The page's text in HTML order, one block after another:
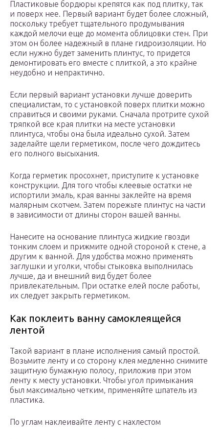
Пластиковые бордюры крепятся как под плитку, так
и поверх нее. Первый вариант будет более сложный,
поскольку требует тщательного продумывания
каждой мелочи еще до момента облицовки стен. При
этом он более надежный в плане гидроизоляции. Но
если нужно будет заменить плинтус, то придется
демонтировать его вместе с плиткой, а это крайне
неудобно и непрактично.
Если первый вариант установки лучше доверить
специалистам, то с установкой поверх плитки можно
справиться и своими руками. Сначала протрите сухой
тряпкой все края плитки на месте установки
плинтуса, чтобы она была идеально сухой. Затем
заделайте щели герметиком, после чего дождитесь
его полного высыхания.
Когда герметик просохнет, приступите к установке
конструкции. Для того чтобы клеевые остатки не
испортили эмаль, края ванны заклейте на время
малярным скотчем. Затем порежьте плинтус на части
в зависимости от длины сторон вашей ванны.
Нанесите на основание плинтуса жидкие гвозди
тонким слоем и прижмите одной стороной к стене, а
другим к ванной. Для удобства можно применять
заглушки и уголки, чтобы стыковка выполнилась
лучше, да и внешний вид будет более
привлекательным. При остатке елей после работы,
их следует закрыть герметиком.
Как поклеить ванну самоклеящейся
лентой
Такой вариант в плане исполнения самый простой.
Возьмите ленту и со сторону клея медленно снимите
защитную бумажную полосу, приложив при этом
ленту к месту установки. Чтобы угол примыкания
был максимально четким, применяйте шпатель из
пластика.
По углам наклеивайте ленту с нахлестом